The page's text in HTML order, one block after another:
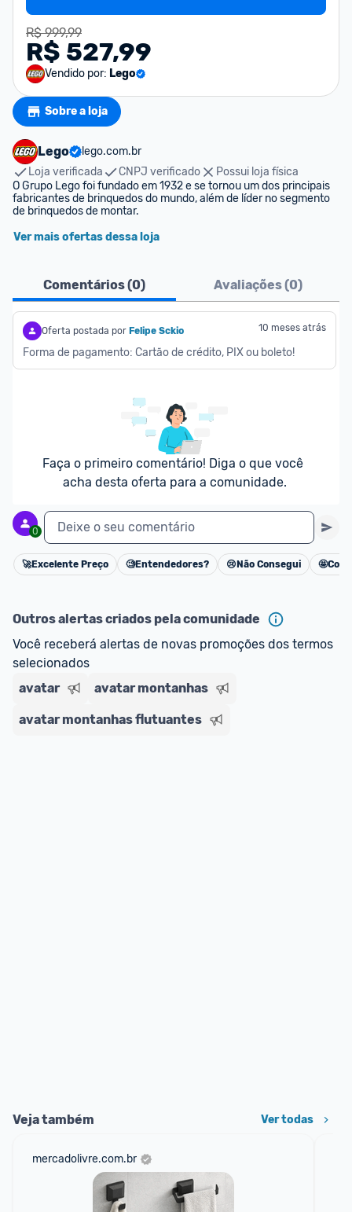
R$ 999,99
R$ 527,99
Vendido por: Lego
Sobre a loja
Lego
lego.com.br
Loja verificada
CNPJ verificado
Possui loja física
O Grupo Lego foi fundado em 1932 e se tornou um dos principais
fabricantes de brinquedos do mundo, além de líder no segmento
de brinquedos de montar.
Ver mais ofertas dessa loja
Comentários (0) Avaliações (0)
Oferta postada por Felipe Sckio 10 meses atrás
Forma de pagamento: Cartão de crédito, PIX ou boleto!
Faça o primeiro comentário! Diga o que você
acha desta oferta para a comunidade.
0 Deixe o seu comentário
Cancelar
🚀Excelente Preço 🧐Entendedores? 😢 Não Consegui 🤩
Outros alertas criados pela comunidade
Você receberá alertas de novas promoções dos termos
selecionados
avatar
avatar montanhas
avatar montanhas flutuantes
Veja também Ver todas
mercadolivre.com.br